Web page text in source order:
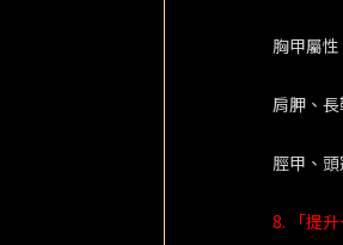
胸甲屬
肩胛、
脛甲、
8. 「提